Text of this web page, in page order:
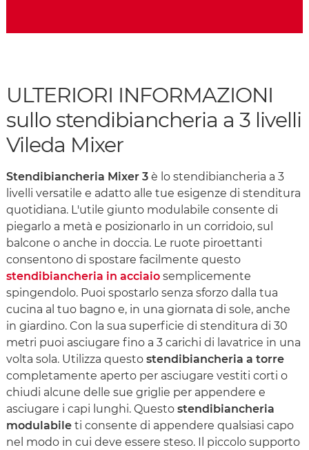
ULTERIORI INFORMAZIONI
sullo stendibiancheria a 3 livelli
Vileda Mixer
Stendibiancheria Mixer 3 è lo stendibiancheria a 3
livelli versatile e adatto alle tue esigenze di stenditura
quotidiana. L'utile giunto modulabile consente di
piegarlo a metà e posizionarlo in un corridoio, sul
balcone o anche in doccia. Le ruote piroettanti
consentono di spostare facilmente questo
stendibiancheria in acciaio semplicemente
spingendolo. Puoi spostarlo senza sforzo dalla tua
cucina al tuo bagno e, in una giornata di sole, anche
in giardino. Con la sua superficie di stenditura di 30
metri puoi asciugare fino a 3 carichi di lavatrice in una
volta sola. Utilizza questo stendibiancheria a torre
completamente aperto per asciugare vestiti corti o
chiudi alcune delle sue griglie per appendere e
asciugare i capi lunghi. Questo stendibiancheria
modulabile ti consente di appendere qualsiasi capo
nel modo in cui deve essere steso. Il piccolo supporto